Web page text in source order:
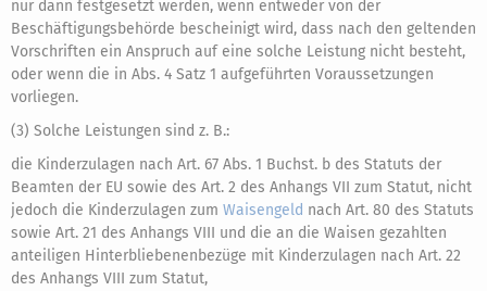
nur dann festgesetzt werden, wenn entweder von der
Beschäftigungsbehörde bescheinigt wird, dass nach den geltenden
Vorschriften ein Anspruch auf eine solche Leistung nicht besteht,
oder wenn die in Abs. 4 Satz 1 aufgeführten Voraussetzungen
vorliegen.
(3) Solche Leistungen sind z. B.:
die Kinderzulagen nach Art. 67 Abs. 1 Buchst. b des Statuts der
Beamten der EU sowie des Art. 2 des Anhangs VII zum Statut, nicht
jedoch die Kinderzulagen zum Waisengeld nach Art. 80 des Statuts
sowie Art. 21 des Anhangs VIII und die an die Waisen gezahlten
anteiligen Hinterbliebenenbezüge mit Kinderzulagen nach Art. 22
des Anhangs VIII zum Statut,